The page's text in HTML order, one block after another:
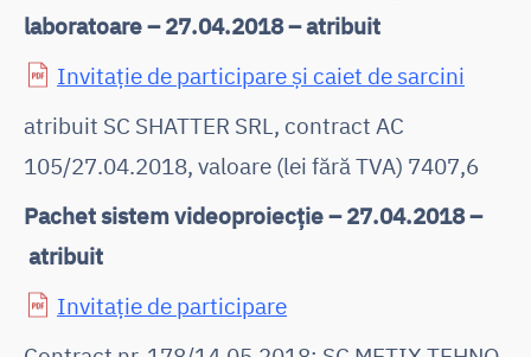
laboratoare – 27.04.2018 – atribuit
Invitație de participare și caiet de sarcini
atribuit SC SHATTER SRL, contract AC
105/27.04.2018, valoare (lei fără TVA) 7407,6
Pachet sistem videoproiecție – 27.04.2018 –
atribuit
Invitație de participare